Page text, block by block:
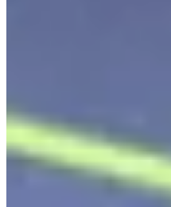
Shopify Academy
Invester i suksessen din